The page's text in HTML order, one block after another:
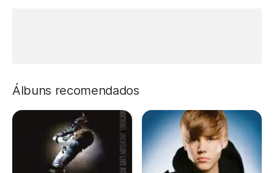
Álbuns recomendados